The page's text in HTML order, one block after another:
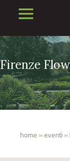
Firenze
home » eventi »